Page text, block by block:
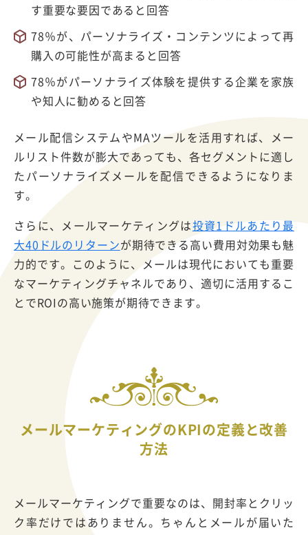
す重要な要因であると回答
78％が、パーソナライズ・コンテンツによって再
購入の可能性が高まると回答
78％がパーソナライズ体験を提供する企業を家族
や知人に勧めると回答
メール配信システムやMAツールを活用すれば、メー
ルリスト件数が膨大であっても、各セグメントに適し
たパーソナライズメールを配信できるようになりま
す。
さらに、メールマーケティングは投資1ドルあたり最
大40ドルのリターンが期待できる高い費用対効果も魅
力的です。このように、メールは現代においても重要
なマーケティングチャネルであり、適切に活用するこ
とでROIの高い施策が期待できます。
メールマーケティングのKPIの定義と改善
方法
メールマーケティングで重要なのは、開封率とクリッ
ク率だけではありません。ちゃんとメールが届いた